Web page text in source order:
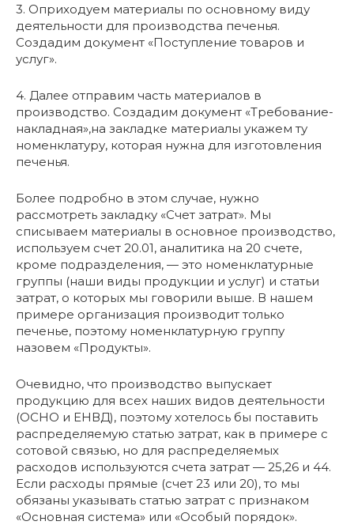
3. Оприходуем материалы по основному виду
деятельности для производства печенья.
Создадим документ «Поступление товаров и
услуг».
4. Далее отправим часть материалов в
производство. Создадим документ «Требование-
накладная»,на закладке материалы укажем ту
номенклатуру, которая нужна для изготовления
печенья.
Более подробно в этом случае, нужно
рассмотреть закладку «Счет затрат». Мы
списываем материалы в основное производство,
используем счет 20.01, аналитика на 20 счете,
кроме подразделения, — это номенклатурные
группы (наши виды продукции и услуг) и статьи
затрат, о которых мы говорили выше. В нашем
примере организация производит только
печенье, поэтому номенклатурную группу
назовем «Продукты».
Очевидно, что производство выпускает
продукцию для всех наших видов деятельности
(ОСНО и ЕНВД), поэтому хотелось бы поставить
распределяемую статью затрат, как в примере с
сотовой связью, но для распределяемых
расходов используются счета затрат — 25,26 и 44.
Если расходы прямые (счет 23 или 20), то мы
обязаны указывать статью затрат с признаком
«Основная система» или «Особый порядок».